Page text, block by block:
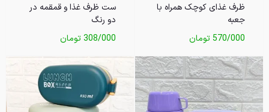
ظرف غذای کوچک همراه با
جعبه
570/000تومان
ست ظرف غذا و قمقمه در
دو رنگ
308/000تومان